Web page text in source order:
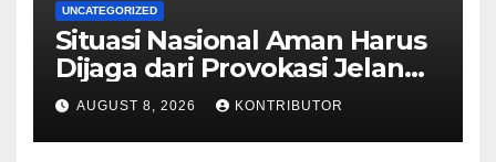
UNCATEGORIZED
Situasi Nasional Aman Harus
Dijaga dari Provokasi Jelang
HUT ke-81 RI
AUGUST 8, 2026 KONTRIBUTOR